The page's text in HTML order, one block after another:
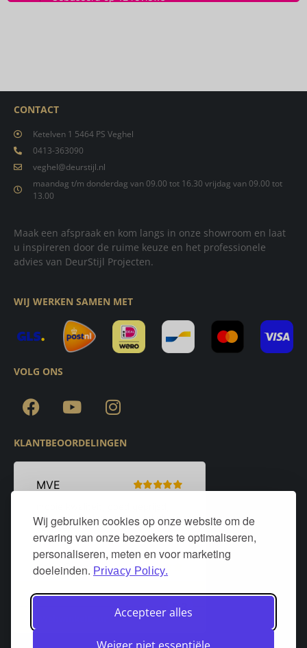
Wij gebruiken cookies op onze website om de
ervaring van onze bezoekers te optimaliseren,
personaliseren, meten en voor marketing
doeleinden. Privacy Policy.
Accepteer alles
CONTACT
Ketelven 1 5464 PS Veghel
0413-363090
veghel@deurstijl.nl
maandag t/m donderdag van 09.00 tot 16.30 vrijdag van 09.00 tot
13.00
Maak een afspraak en kom langs in onze showroom en laat
u inspireren door de ruime keuze en het professionele
advies van DeurStijl Projecten.
WIJ WERKEN SAMEN MET
VOLG ONS
KLANTBEOORDELINGEN